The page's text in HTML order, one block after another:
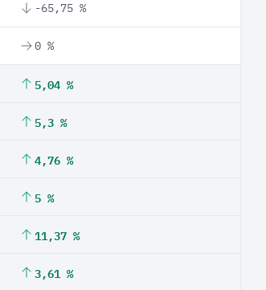
-65,75 %
0 %
5,04 %
5,3 %
4,76 %
5 %
11,37 %
3,61 %